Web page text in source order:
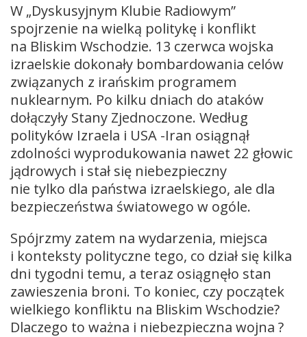
W „Dyskusyjnym Klubie Radiowym”
spojrzenie na wielką politykę i konflikt
na Bliskim Wschodzie. 13 czerwca wojska
izraelskie dokonały bombardowania celów
związanych z irańskim programem
nuklearnym. Po kilku dniach do ataków
dołączyły Stany Zjednoczone. Według
polityków Izraela i USA -Iran osiągnął
zdolności wyprodukowania nawet 22 głowic
jądrowych i stał się niebezpieczny
nie tylko dla państwa izraelskiego, ale dla
bezpieczeństwa światowego w ogóle.
Spójrzmy zatem na wydarzenia, miejsca
i konteksty polityczne tego, co dział się kilka
dni tygodni temu, a teraz osiągnęło stan
zawieszenia broni. To koniec, czy początek
wielkiego konfliktu na Bliskim Wschodzie?
Dlaczego to ważna i niebezpieczna wojna ?